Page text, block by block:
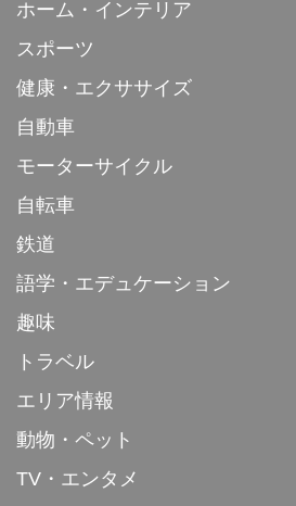
ホーム・インテリア
スポーツ
健康・エクササイズ
自動車
モーターサイクル
自転車
鉄道
語学・エデュケーション
趣味
トラベル
エリア情報
動物・ペット
TV・エンタメ